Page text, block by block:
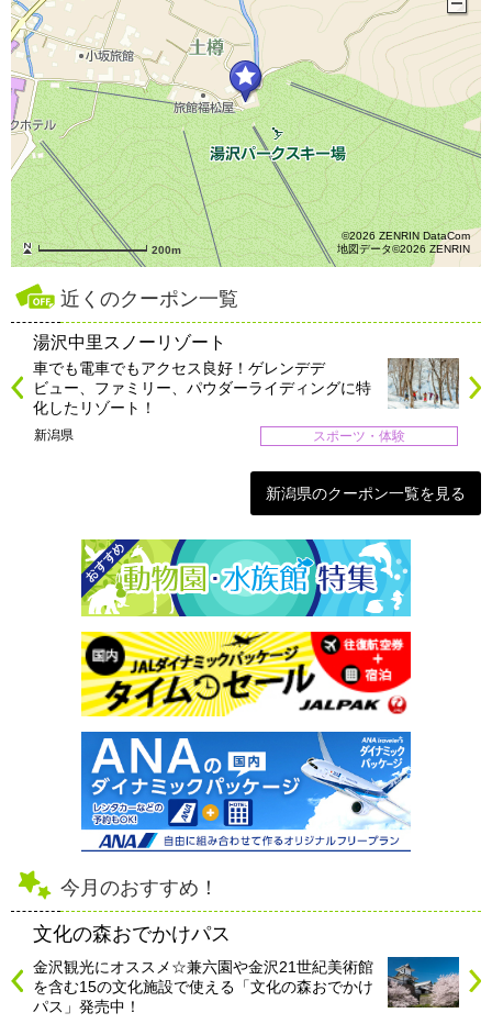
200m
©2026 ZENRIN DataCom
地図データ©2026 ZENRIN
近くのクーポン一覧
湯沢中里スノーリゾート
車でも電車でもアクセス良好！ゲレンデデ
ビュー、ファミリー、パウダーライディングに特
化したリゾート！
新潟県 スポーツ・体験
新潟県のクーポン一覧を見る
今月のおすすめ！
文化の森おでかけパス
金沢観光にオススメ☆兼六園や金沢21世紀美術館
を含む15の文化施設で使える「文化の森おでかけ
パス」発売中！